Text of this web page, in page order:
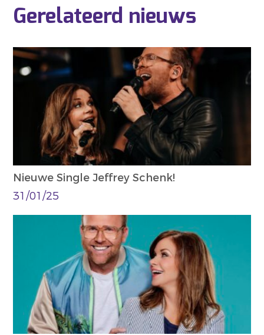
Gerelateerd nieuws
Nieuwe Single Jeffrey Schenk!
31/01/25